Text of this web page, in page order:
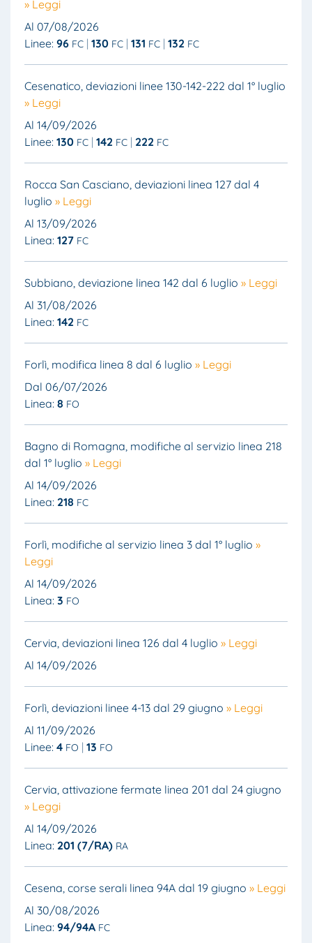
» Leggi
Al 07/08/2026
Linee: 96 FC 130 FC 131 FC 132 FC
Cesenatico, deviazioni linee 130-142-222 dal 1° luglio
» Leggi
Al 14/09/2026
Linee: 130 FC 142 FC 222 FC
Rocca San Casciano, deviazioni linea 127 dal 4
luglio » Leggi
Al 13/09/2026
Linea: 127 FC
Subbiano, deviazione linea 142 dal 6 luglio » Leggi
Al 31/08/2026
Linea: 142 FC
Forlì, modifica linea 8 dal 6 luglio » Leggi
Dal 06/07/2026
Linea: 8 FO
Bagno di Romagna, modifiche al servizio linea 218
dal 1° luglio » Leggi
Al 14/09/2026
Linea: 218 FC
Forlì, modifiche al servizio linea 3 dal 1° luglio »
Leggi
Al 14/09/2026
Linea: 3 FO
Cervia, deviazioni linea 126 dal 4 luglio » Leggi
Al 14/09/2026
Forlì, deviazioni linee 4-13 dal 29 giugno » Leggi
Al 11/09/2026
Linee: 4 FO 13 FO
Cervia, attivazione fermate linea 201 dal 24 giugno
» Leggi
Al 14/09/2026
Linea: 201 (7/RA) RA
Cesena, corse serali linea 94A dal 19 giugno » Leggi
Al 30/08/2026
Linea: 94/94A FC